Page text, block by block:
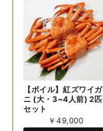
【ボイル】紅ズワイガ
ニ (大・3~4人前) 2匹
セット
￥49,000